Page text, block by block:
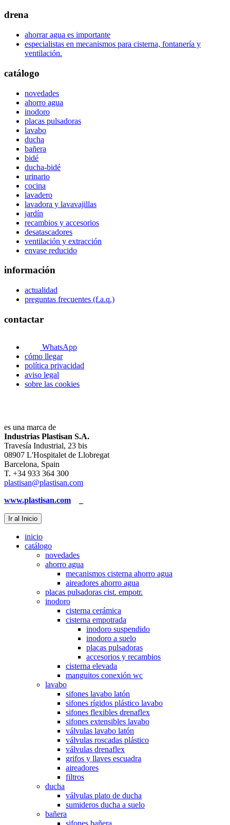
drena
ahorrar agua es importante
especialistas en mecanismos para cisterna, fontanería y
ventilación.
catálogo
novedades
ahorro agua
inodoro
placas pulsadoras
lavabo
ducha
bañera
bidé
ducha-bidé
urinario
cocina
lavadero
lavadora y lavavajillas
jardín
recambios y accesorios
desatascadores
ventilación y extracción
envase reducido
información
actualidad
preguntas frecuentes (f.a.q.)
contactar
WhatsApp
cómo llegar
política privacidad
aviso legal
sobre las cookies
es una marca de
Industrias Plastisan S.A.
Travesía Industrial, 23 bis
08907 L'Hospitalet de Llobregat
Barcelona, Spain
T. +34 933 364 300
plastisan@plastisan.com
www.plastisan.com
Ir al Inicio
inicio
catálogo
novedades
ahorro agua
mecanismos cisterna ahorro agua
aireadores ahorro agua
placas pulsadoras cist. empotr.
inodoro
cisterna cerámica
cisterna empotrada
inodoro suspendido
inodoro a suelo
placas pulsadoras
accesorios y recambios
cisterna elevada
manguitos conexión wc
lavabo
sifones lavabo latón
sifones rígidos plástico lavabo
sifones flexibles drenaflex
sifones extensibles lavabo
válvulas lavabo latón
válvulas roscadas plástico
válvulas drenaflex
grifos y llaves escuadra
aireadores
filtros
ducha
válvulas plato de ducha
sumideros ducha a suelo
bañera